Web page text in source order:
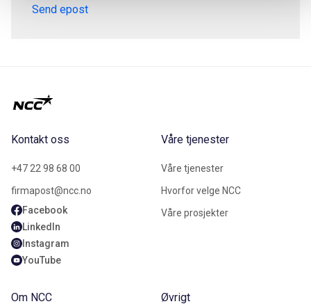
Send epost
Kontakt oss
+47 22 98 68 00
firmapost@ncc.no
Facebook
LinkedIn
Instagram
YouTube
Våre tjenester
Våre tjenester
Hvorfor velge NCC
Våre prosjekter
Om NCC Øvrigt